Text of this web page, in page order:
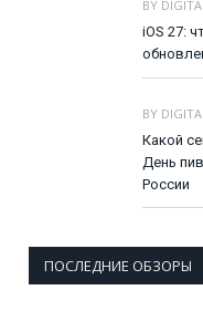
BY
iOS 27:
BY
Какой
День
России
ПОСЛЕДНИЕ ОБЗОРЫ